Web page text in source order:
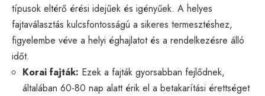
típusok eltérő érési idejűek és igényűek. A helyes
fajtaválasztás kulcsfontosságú a sikeres termesztéshez,
figyelembe véve a helyi éghajlatot és a rendelkezésre álló
időt.
Korai fajták: Ezek a fajták gyorsabban fejlődnek,
általában 60-80 nap alatt érik el a betakarítási érettséget